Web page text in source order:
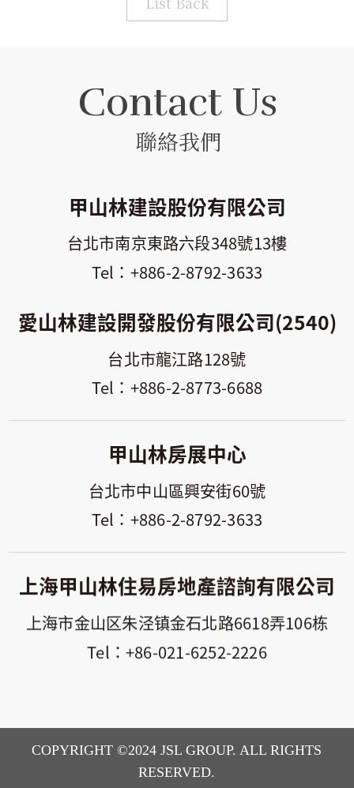
Contact Us
聯絡我們
甲山林建設股份有限公司
台北市南京東路六段348號13樓
+886-2-8792-3633
愛山林建設開發股份有限公司(2540)
台北市龍江路128號
+886-2-8773-6688
甲山林房展中心
台北市中山區興安街60號
+886-2-8792-3633
上海甲山林住易房地產諮詢有限公司
上海市金山区朱泾镇金石北路6618弄106栋
+86-021-6252-2226
COPYRIGHT ©2024 JSL GROUP. ALL RIGHTS
RESERVED.